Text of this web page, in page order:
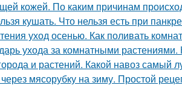
кожей. По каким причинам
кушать. Что нельзя есть при
уход осенью. Как поливать
ухода за комнатными растениями.
и растений. Какой навоз самый
мясорубку на зиму. Простой